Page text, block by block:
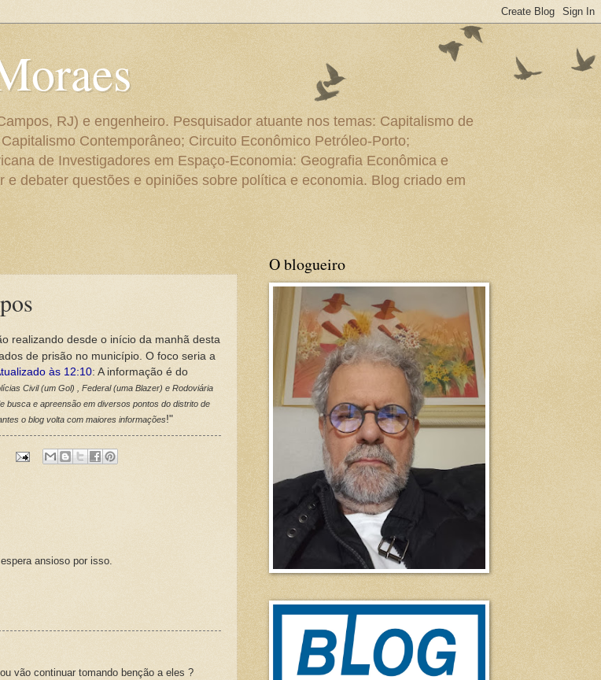
RJ) e engenheiro. Pesquisador atuante nos temas: Capitalismo de
Contemporâneo; Circuito Econômico Petróleo-Porto;
de Investigadores em Espaço-Economia: Geografia Econômica e
debater questões e opiniões sobre política e economia. Blog criado em
realizando desde o início da manhã desta
de prisão no município. O foco seria a
às 12:10: A informação é do
Civil (um Gol) , Federal (uma Blazer) e Rodoviária
busca e apreensão em diversos pontos do distrito de
o blog volta com maiores informações!"
ansioso por isso.
vão continuar tomando benção a eles ?
O blogueiro